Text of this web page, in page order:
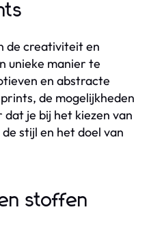
de creativiteit en
unieke manier te
en abstracte
de mogelijkheden
je bij het kiezen van
stijl en het doel van
stoffen